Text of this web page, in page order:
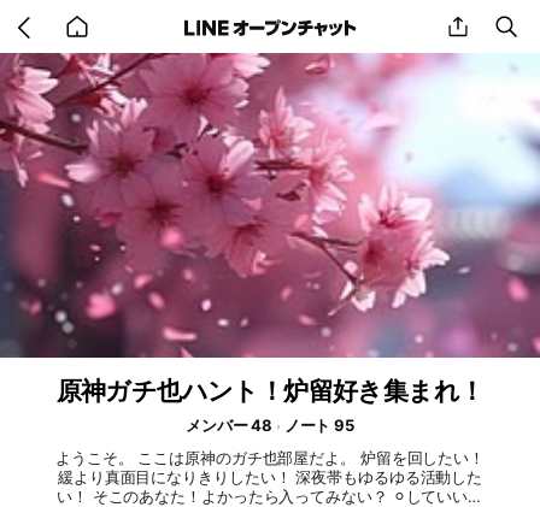
back
to
home
share
原神ガチ也ハント！炉留好き集まれ！
メンバー 48
ノート 95
ようこそ。 ここは原神のガチ也部屋だよ。 炉留を回したい！
緩より真面目になりきりしたい！ 深夜帯もゆるゆる活動した
い！ そこのあなた！よかったら入ってみない？ ⚪︎していいこ